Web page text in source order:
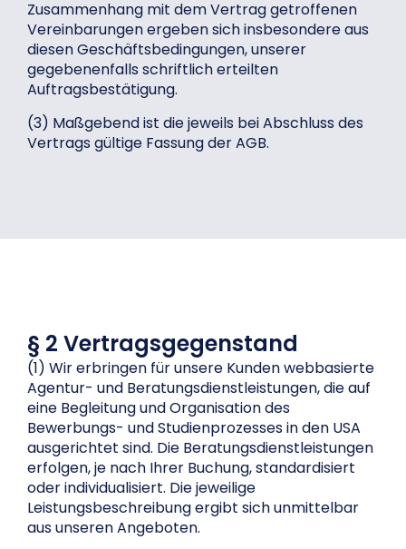
Zusammenhang mit dem Vertrag getroffenen
Vereinbarungen ergeben sich insbesondere aus
diesen Geschäftsbedingungen, unserer
gegebenenfalls schriftlich erteilten
Auftragsbestätigung.
(3) Maßgebend ist die jeweils bei Abschluss des
Vertrags gültige Fassung der AGB.
§ 2 Vertragsgegenstand
(1) Wir erbringen für unsere Kunden webbasierte
Agentur- und Beratungsdienstleistungen, die auf
eine Begleitung und Organisation des
Bewerbungs- und Studienprozesses in den USA
ausgerichtet sind. Die Beratungsdienstleistungen
erfolgen, je nach Ihrer Buchung, standardisiert
oder individualisiert. Die jeweilige
Leistungsbeschreibung ergibt sich unmittelbar
aus unseren Angeboten.